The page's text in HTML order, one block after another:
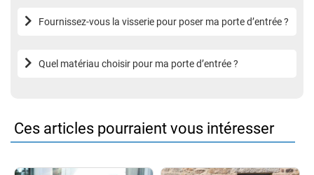
Fournissez-vous la visserie pour poser ma porte d’entrée ?
Quel matériau choisir pour ma porte d’entrée ?
Ces articles pourraient vous intéresser